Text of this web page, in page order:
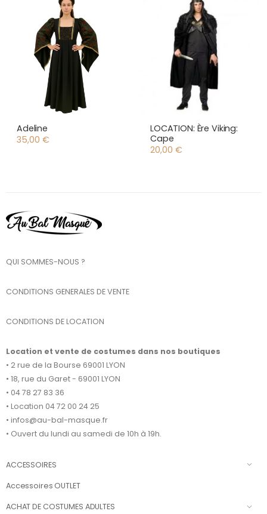
Adeline
35,00 €
LOCATION: Ère Viking:
Cape
20,00 €
QUI SOMMES-NOUS ?
CONDITIONS GENERALES DE VENTE
CONDITIONS DE LOCATION
Location et vente de costumes dans nos boutiques
• 2 rue de la Bourse 69001 LYON
• 18, rue du Garet - 69001 LYON
• 04 78 27 83 36
• Location 04 72 00 24 25
• infos@au-bal-masque.fr
• Ouvert du lundi au samedi de 10h à 19h.
ACCESSOIRES
Accessoires OUTLET
ACHAT DE COSTUMES ADULTES